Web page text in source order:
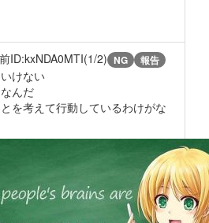
ID:kxNDA0MTI(1/2) NG 報告
けない
んだ
を考えて行動しているわけがな